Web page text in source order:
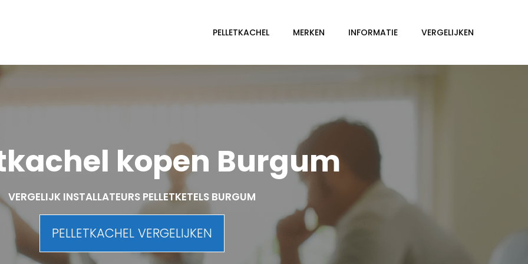
PELLETKACHEL MERKEN INFORMATIE VERGELIJKEN
kopen Burgum
VERGELIJK INSTALLATEURS PELLETKETELS BURGUM
PELLETKACHEL VERGELIJKEN